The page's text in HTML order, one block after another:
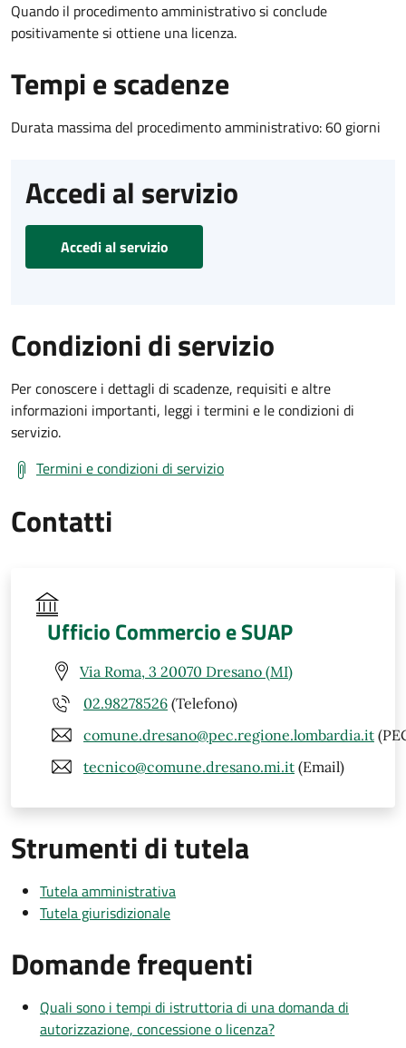
Quando il procedimento amministrativo si conclude
positivamente si ottiene una licenza.
Tempi e scadenze
Durata massima del procedimento amministrativo: 60 giorni
Accedi al servizio
Accedi al servizio
Condizioni di servizio
Per conoscere i dettagli di scadenze, requisiti e altre
informazioni importanti, leggi i termini e le condizioni di
servizio.
Termini e condizioni di servizio
Contatti
Ufficio Commercio e SUAP
Via Roma, 3 20070 Dresano (MI)
02.98278526 (Telefono)
comune.dresano@pec.regione.lombardia.it
tecnico@comune.dresano.mi.it (Email)
Strumenti di tutela
Tutela amministrativa
Tutela giurisdizionale
Domande frequenti
Quali sono i tempi di istruttoria di una domanda di
autorizzazione, concessione o licenza?